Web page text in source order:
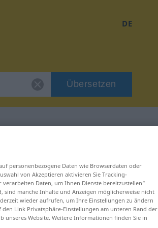
DE
Übersetzen
personenbezogene Daten wie Browserdaten oder
von Akzeptieren aktivieren Sie Tracking-
Daten, um Ihnen Dienste bereitzustellen“
sind manche Inhalte und Anzeigen möglicherweise nicht
wieder aufrufen, um Ihre Einstellungen zu ändern
Link Privatsphäre-Einstellungen am unteren Rand der
unseres Website. Weitere Informationen finden Sie in